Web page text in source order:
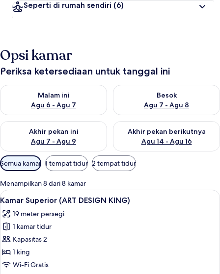
Seperti di rumah sendiri (6)
Opsi kamar
Periksa ketersediaan untuk tanggal ini
Malam ini
Agu 6 - Agu 7
Periksa ketersediaan untuk malam ini Agu 6 - Agu 7
Besok
Agu 7 - Agu 8
Periksa ketersediaan untuk
Akhir pekan ini
Agu 7 - Agu 9
Periksa ketersediaan untuk akhir pekan ini Agu 7 - Agu 9
Akhir pekan berikutnya
Agu 14 - Agu 16
Periksa ketersediaan untuk
Filter
tersedia
untuk
kamar
Semua kamar 1 tempat tidur 2 tempat tidur
Menampilkan 8 dari 8 kamar
Lihat
semua
foto
untuk
Kamar
Superior
(ART
Seprai premium, meja kerja, tirai
23
Kamar Superior (ART DESIGN KING)
19 meter persegi
1 kamar tidur
Kapasitas 2
1 king
Wi-Fi Gratis